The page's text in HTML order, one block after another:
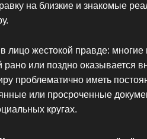
на близкие и знакомые
в лицо жестокой правде:
рано или поздно оказывается
проблематично иметь
или просроченные
кругах.